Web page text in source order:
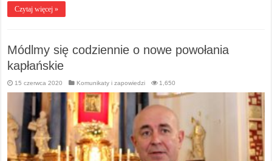
Czytaj więcej »
Módlmy się codziennie o nowe powołania
kapłańskie
15 czerwca 2020 Komunikaty i zapowiedzi 1,650